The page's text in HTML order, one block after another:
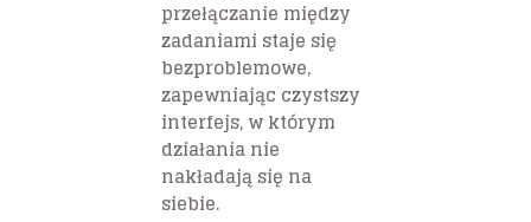
przełączanie między
zadaniami staje się
bezproblemowe,
zapewniając czystszy
interfejs, w którym
działania nie
nakładają się na
siebie.